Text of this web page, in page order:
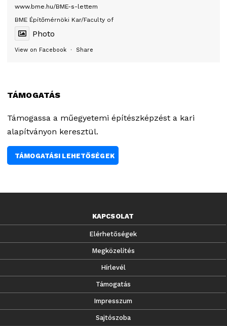
www.bme.hu/BME-s-lettem
BME Építőmérnöki Kar/Faculty of
Photo
View on Facebook · Share
TÁMOGATÁS
Támogassa a műegyetemi építészképzést a kari
alapítványon keresztül.
TÁMOGATÁSI LEHETŐSÉGEK
KAPCSOLAT
Elérhetőségek
Megközelítés
Hírlevél
Támogatás
Impresszum
Sajtószoba